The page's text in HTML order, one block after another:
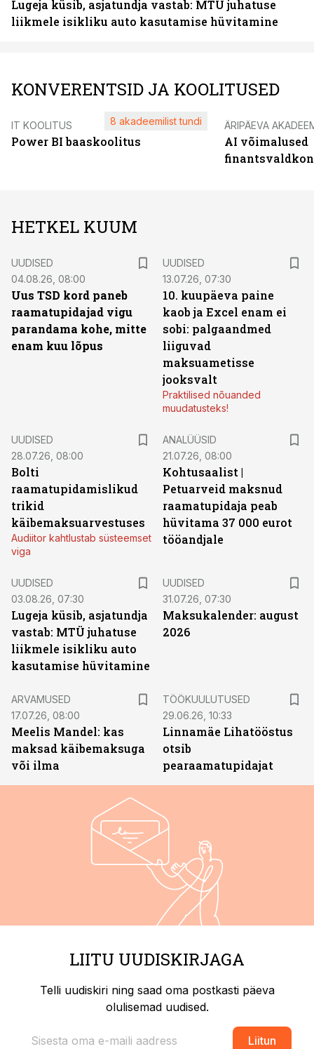
Lugeja küsib, asjatundja vastab: MTÜ juhatuse
liikmele isikliku auto kasutamise hüvitamine
KONVERENTSID JA KOOLITUSED
IT KOOLITUS
Power BI baaskoolitus
8 akadeemilist tundi ÄRIPÄEVA
AI võimalused
HETKEL KUUM
UUDISED
04.08.26, 08:00
Uus TSD kord paneb
raamatupidajad vigu
parandama kohe, mitte
enam kuu lõpus
UUDISED
13.07.26, 07:30
10. kuupäeva paine
kaob ja Excel enam ei
sobi: palgaandmed
liiguvad
maksuametisse
jooksvalt
Praktilised nõuanded
muudatusteks!
UUDISED
28.07.26, 08:00
Bolti
raamatupidamislikud
trikid
käibemaksuarvestuses
Audiitor kahtlustab süsteemset
viga
ANALÜÜSID
21.07.26, 08:00
Kohtusaalist |
Petuarveid maksnud
raamatupidaja peab
hüvitama 37 000 eurot
tööandjale
UUDISED
03.08.26, 07:30
Lugeja küsib, asjatundja
vastab: MTÜ juhatuse
liikmele isikliku auto
kasutamise hüvitamine
UUDISED
31.07.26, 07:30
Maksukalender: august
2026
ARVAMUSED
17.07.26, 08:00
Meelis Mandel: kas
maksad käibemaksuga
või ilma
TÖÖKUULUTUSED
29.06.26, 10:33
Linnamäe Lihatööstus
otsib
pearaamatupidajat
LIITU UUDISKIRJAGA
Telli uudiskiri ning saad oma postkasti päeva
olulisemad uudised.
Liitun